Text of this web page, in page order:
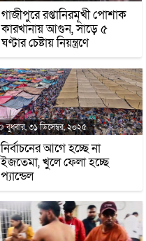
গাজীপুরে রপ্তানিরমূখী পোশাক
কারখানায় আগুন, সাড়ে ৫
ঘণ্টার চেষ্টায় নিয়ন্ত্রণে
বুধবার, ৩১ ডিসেম্বর, ২০২৫
নির্বাচনের আগে হচ্ছে না
ইজতেমা, খুলে ফেলা হচ্ছে
প্যান্ডেল